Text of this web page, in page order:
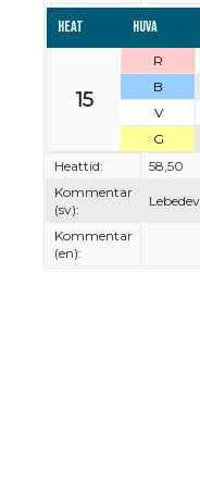
Heat Huva
15
R
B
V
G
Heattid:
58,50
Kommentar
(sv):
Kommentar
(en):